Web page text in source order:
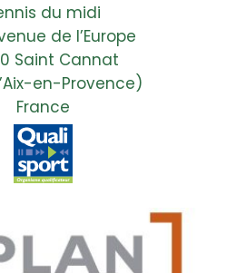
du midi
de l’Europe
Saint Cannat
en-Provence)
France